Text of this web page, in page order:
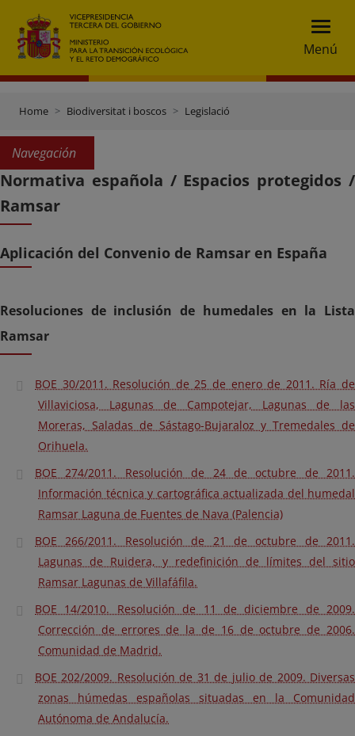
Menú
Home Biodiversitat i boscos Legislació
Navegación
Normativa española / Espacios protegidos /
Ramsar
Aplicación del Convenio de Ramsar en España
Resoluciones de inclusión de humedales en la Lista
Ramsar
BOE 30/2011. Resolución de 25 de enero de 2011. Ría de
Villaviciosa, Lagunas de Campotejar, Lagunas de las
Moreras, Saladas de Sástago-Bujaraloz y Tremedales de
Orihuela.
BOE 274/2011. Resolución de 24 de octubre de 2011.
Información técnica y cartográfica actualizada del humedal
Ramsar Laguna de Fuentes de Nava (Palencia)
BOE 266/2011. Resolución de 21 de octubre de 2011.
Lagunas de Ruidera, y redefinición de límites del sitio
Ramsar Lagunas de Villafáfila.
BOE 14/2010. Resolución de 11 de diciembre de 2009.
Corrección de errores de la de 16 de octubre de 2006.
Comunidad de Madrid.
BOE 202/2009. Resolución de 31 de julio de 2009. Diversas
zonas húmedas españolas situadas en la Comunidad
Autónoma de Andalucía.